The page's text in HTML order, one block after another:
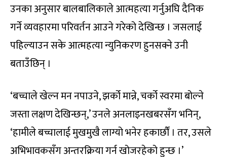
उनका अनुसार बालबालिकाले आत्महत्या गर्नुअघि दैनिक
गर्ने व्यवहारमा परिवर्तन आउने गरेको देखिन्छ । जसलाई
पहिल्याउन सके आत्महत्या न्युनिकरण हुनसक्ने उनी
बताउँछिन् ।
‘बच्चाले खेल्न मन नपाउने, झर्को मान्ने, चर्को स्वरमा बोल्ने
जस्ता लक्षण देखिन्छन्,’ उनले अनलाइनखबरसँग भनिन्,
‘हामीले बच्चालाई मुखमुखै लाग्यो भनेर हकार्छौं । तर, उसले
अभिभावकसँग अन्तरक्रिया गर्न खोजरहेको हुन्छ ।’